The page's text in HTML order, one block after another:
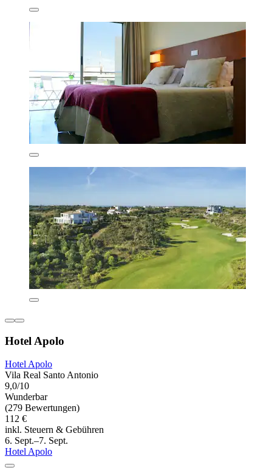
Hotel Apolo
Hotel Apolo
Vila Real Santo Antonio
9,0/10
Wunderbar
(279 Bewertungen)
112 €
inkl. Steuern & Gebühren
6. Sept.–7. Sept.
Hotel Apolo